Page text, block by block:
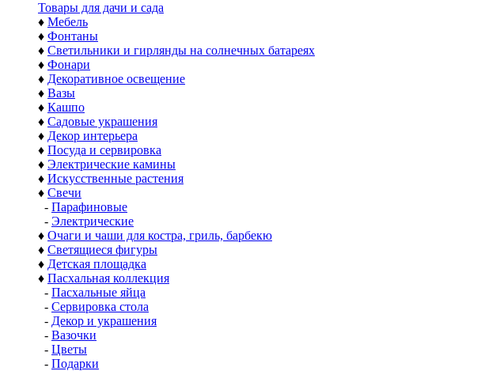
Товары для дачи и сада
♦ Мебель
♦ Фонтаны
♦ Светильники и гирлянды на солнечных батареях
♦ Фонари
♦ Декоративное освещение
♦ Вазы
♦ Кашпо
♦ Садовые украшения
♦ Декор интерьера
♦ Посуда и сервировка
♦ Электрические камины
♦ Искусственные растения
♦ Свечи
- Парафиновые
- Электрические
♦ Очаги и чаши для костра, гриль, барбекю
♦ Светящиеся фигуры
♦ Детская площадка
♦ Пасхальная коллекция
- Пасхальные яйца
- Сервировка стола
- Декор и украшения
- Вазочки
- Цветы
- Подарки